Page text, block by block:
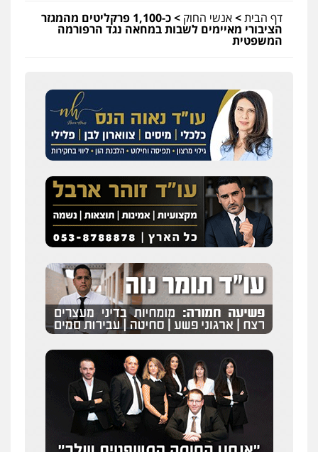
דף הבית>אנשי החוק > כ-1,100 פרקליטים מהמגזר
הציבורי מאיימים לשבות במחאה נגד הרפורמה
המשפטית